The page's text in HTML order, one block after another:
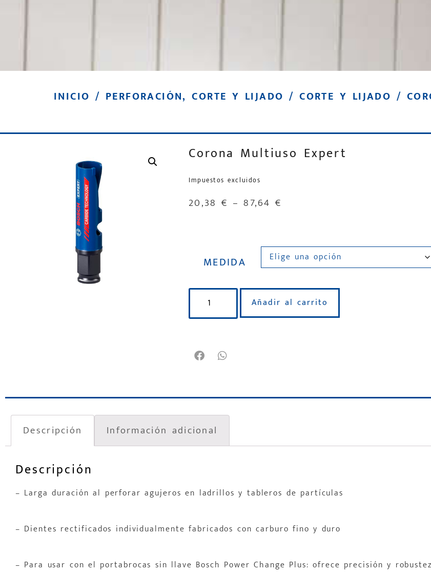
INICIO / PERFORACIÓN, CORTE Y LIJADO /CORTE Y LIJADO /
Corona Multiuso Expert
Impuestos excluidos
20,38 € –87,64€
MEDIDA
Añadir al carrito
Descripción Información adicional
Descripción
– Larga duración al perforar agujeros en ladrillos y tableros de partículas
– Dientes rectificados individualmente fabricados con carburo fino y duro
– Para usar con el portabrocas sin llave Bosch Power Change Plus: ofrece precisión y robustez